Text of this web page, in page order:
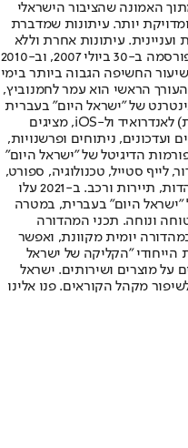
האמונה שהציבור הישראלי
יותר. עיתונות שמדברת
ועניינית. עיתונות אחרת וללא
תשלום. המהדורה המודפסת הראשונה פורסמה ב-30 ביולי 2007, וב-2010
החשיפה הגבוה ביותר בימי
הראשי הוא עמר לחמנוביץ,
של "ישראל היום" בעברית
ובאנגלית, כמו כן היישומונים (אפליקציות) לאנדרואיד ול-iOS, מציגים
ועדכונים, ניתוחים ופרשנויות,
הדיגיטל של "ישראל היום"
לייף סטייל, טכנולוגיה, ספורט,
כלכלה וצרכנות, בריאות, חיילים, אוכל, יהדות, תיירות ורכב. ב-2021 עלו
"ישראל היום" בעברית, במטרה
ונוחה. תכני המהדורה
יומית מקוונת, ואפשר
הייחודי "הקליקה של ישראל
על מוצרים ושירותים. ישראל
מקהל הקוראים. פנו אלינו